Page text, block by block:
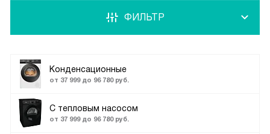
Конденсационные
от 37 999 до 96 780 руб.
С тепловым насосом
от 37 999 до 96 780 руб.
ФИЛЬТР